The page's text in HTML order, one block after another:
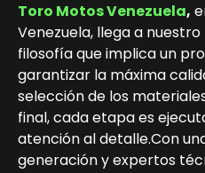
Toro Motos Venezuela,
Venezuela, llega a
filosofía que implica un
garantizar la máxima
selección de los
final, cada etapa es
atención al detalle.Con
generación y expertos